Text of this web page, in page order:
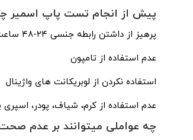
پیش از انجام تست پاپ اسمیر
پرهیز از داشتن رابطه جنسی ۲۴-۴۸ ساعت پیش از انجام آزمایش
عدم استفاده از تامپون
استفاده نکردن از لوبریکانت‌ های واژینال
عدم استفاده از کرم، شیاف، پودر، اسپری
چه عواملی میتوانند بر عدم